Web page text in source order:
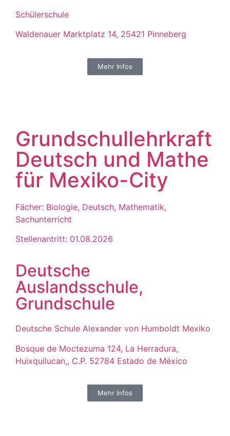
Schülerschule
Waldenauer Marktplatz 14, 25421 Pinneberg
Mehr Infos
Grundschullehrkraft
Deutsch und Mathe
für Mexiko-City
Fächer: Biologie, Deutsch, Mathematik,
Sachunterricht
Stellenantritt: 01.08.2026
Deutsche
Auslandsschule,
Grundschule
Deutsche Schule Alexander von Humboldt Mexiko
Bosque de Moctezuma 124, La Herradura,
Huixquilucan,, C.P. 52784 Estado de México
Mehr Infos